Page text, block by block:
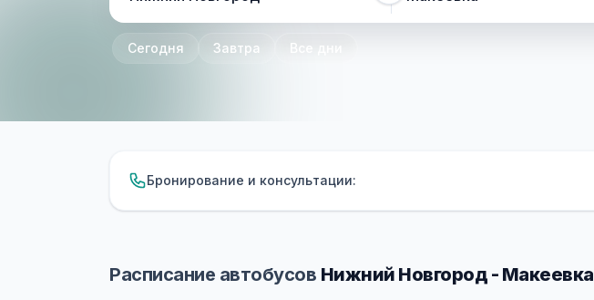
Сегодня Завтра Все дни
Бронирование и консультации:
Расписание автобусов Нижний Новгород - Макеевка